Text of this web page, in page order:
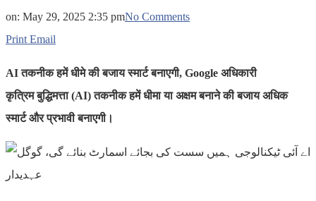
on: May 29, 2025 2:35 pmNo Comments
Print Email
AI तकनीक हमें धीमे की बजाय स्मार्ट बनाएगी, Google अधिकारी
कृत्रिम बुद्धिमत्ता (AI) तकनीक हमें धीमा या अक्षम बनाने की बजाय अधिक
स्मार्ट और प्रभावी बनाएगी।